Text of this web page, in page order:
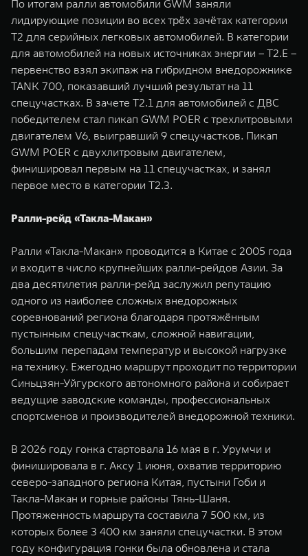
По итогам ралли автомобили GWM заняли
лидирующие позиции во всех трёх зачётах категории
T2 для серийных легковых автомобилей. В категории
для автомобилей на новых источниках энергии – T2.E –
первенство взял экипаж на гибридном внедорожнике
TANK 700, показавший лучший результат на 11
спецучастках. В зачете T2.1 для автомобилей с ДВС
победителем стал пикап GWM POER с трехлитровыми
двигателем V6, выигравший 9 спецучастков. Пикап
GWM POER с двухлитровым двигателем,
финишировал первым на 11 спецучастках, и занял
первое место в категории T2.3.
Ралли-рейд «Такла-Макан»
Ралли «Такла-Макан» проводится в Китае с 2005 года
и входит в число крупнейших ралли-рейдов Азии. За
два десятилетия ралли-рейд заслужил репутацию
одного из наиболее сложных внедорожных
соревнований региона благодаря протяжённым
пустынным спецучасткам, сложной навигации,
большим перепадам температур и высокой нагрузке
на технику. Ежегодно маршрут проходит по территории
Синьцзян-Уйгурского автономного района и собирает
ведущие заводские команды, профессиональных
спортсменов и производителей внедорожной техники.
В 2026 году гонка стартовала 16 мая в г. Урумчи и
финишировала в г. Аксу 1 июня, охватив территорию
северо-западного региона Китая, пустыни Гоби и
Такла-Макан и горные районы Тянь-Шаня.
Протяженность маршрута составила 7 500 км, из
которых более 3 400 км заняли спецучастки. В этом
году конфигурация гонки была обновлена и стала